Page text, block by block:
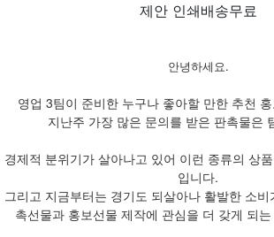
제안 인쇄배송무료
안녕하세요.
영업 3팀이 준비한 누구나 좋아할 만한 추천
지난주 가장 많은 문의를 받은 판촉물은
경제적 분위기가 살아나고 있어 이런 종류의 상
입니다.
그리고 지금부터는 경기도 되살아나 활발한 소
촉선물과 홍보선물 제작에 관심을 더 갖게 되